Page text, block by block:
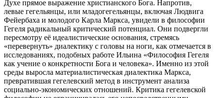
Духе прямое выражение христианского Бога. Напротив,
левые гегельянцы, или младогегельянцы, включая Людвига
Фейербаха и молодого Карла Маркса, увидели в философии
Гегеля радикальный критический потенциал. Они подвергли
пересмотру её идеалистические основания, стремясь
«перевернуть» диалектику с головы на ноги, как отмечается в
исследованиях, подобных работе Ильина «Философия Гегеля
как учение о конкретности Бога и человека». Именно из этой
среды выросла материалистическая диалектика Маркса,
превратившая гегелевский метод в инструмент анализа
социально-экономических отношений. Критика гегелевской